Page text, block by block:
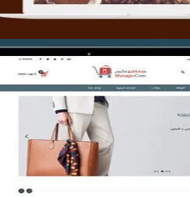
متجر متاجركم